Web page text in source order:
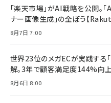
マーケティン
￥2,200
￥1,870
￥1,980
フィードバッ
Amazonラン
「楽天市場」がAI戦略を公開。「
ナー画像生成」の全ぼう【
8月7日 7:00
世界23位のメガECが実践する
解。3年で顧客満足度144%向
8月6日 8:00